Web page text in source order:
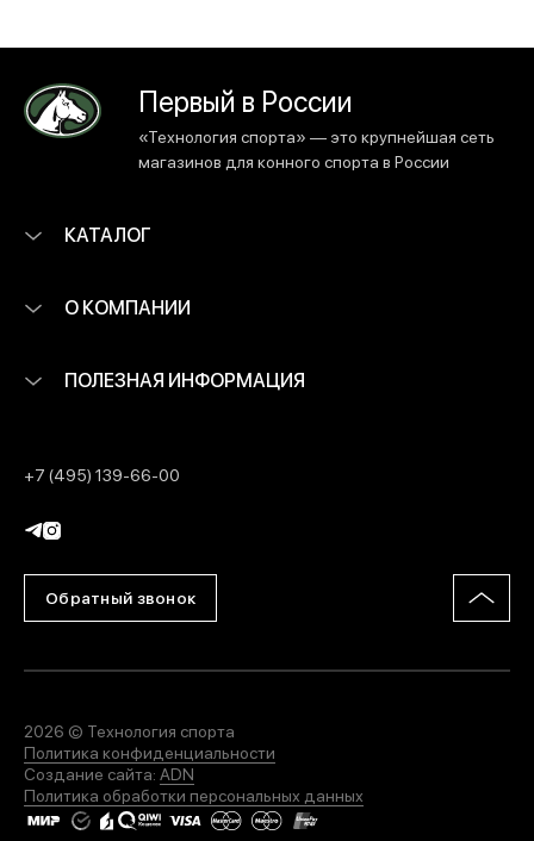
Первый в России
«Технология спорта» — это крупнейшая сеть
магазинов для конного спорта в России
КАТАЛОГ
О КОМПАНИИ
ПОЛЕЗНАЯ ИНФОРМАЦИЯ
+7 (495) 139-66-00
Обратный звонок
2026 © Технология спорта
Политика конфиденциальности
Создание сайта: ADN
Политика обработки персональных данных